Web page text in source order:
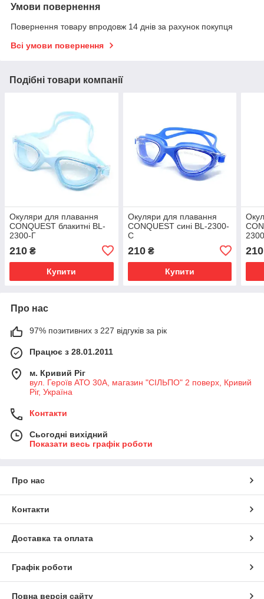
Умови повернення
Повернення товару впродовж 14 днів за рахунок покупця
Всі умови повернення
Подібні товари компанії
Окуляри для плавання
CONQUEST блакитні BL-
2300-Г
210 ₴
Купити
Окуляри для плавання
CONQUEST сині BL-2300-
С
210₴
Купити
210
Про нас
97% позитивних з 227 відгуків за рік
Працює з 28.01.2011
м. Кривий Ріг
вул. Героїв АТО 30А, магазин "СІЛЬПО" 2 поверх, Кривий
Ріг, Україна
Контакти
Сьогодні вихідний
Показати весь графік роботи
Про нас
Контакти
Доставка та оплата
Графік роботи
Повна версія сайту